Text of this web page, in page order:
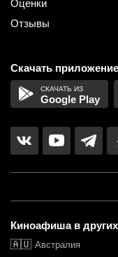
Оценки
Отзывы
Скачать приложение
Google Play
Киноафиша в других
🇦🇺 Австралия